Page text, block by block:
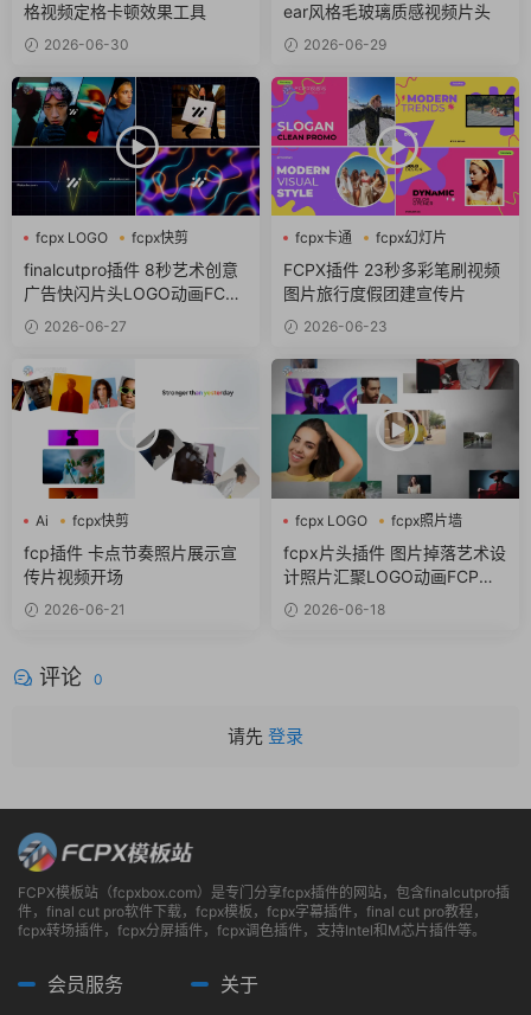
格视频定格卡顿效果工具
2026-06-30
ear风格毛玻璃质感视频片头
2026-06-29
fcpx LOGO
fcpx快剪
fcpx视频开场
finalcutpro插件 8秒艺术创意
广告快闪片头LOGO动画FCPX
插件2026-06-27
fcpx卡通
fcpx幻灯片
fcpx视频开场
FCPX插件 23秒多彩笔刷视频
图片旅行度假团建宣传片
2026-06-23
Ai
fcpx快剪
fcpx视频开场
fcp插件 卡点节奏照片展示宣
传片视频开场
2026-06-21
fcpx LOGO
fcpx照片墙
fcpx片头
fcpx片头插件 图片掉落艺术设
计照片汇聚LOGO动画FCP插
件 2026-06-18
评论 0
请先 登录
FCPX模板站（fcpxbox.com）是专门分享fcpx插件的网站，包含finalcutpro插
件，final cut pro软件下载，fcpx模板，fcpx字幕插件，final cut pro教程，
fcpx转场插件，fcpx分屏插件，fcpx调色插件，支持Intel和M芯片插件等。
会员服务 关于